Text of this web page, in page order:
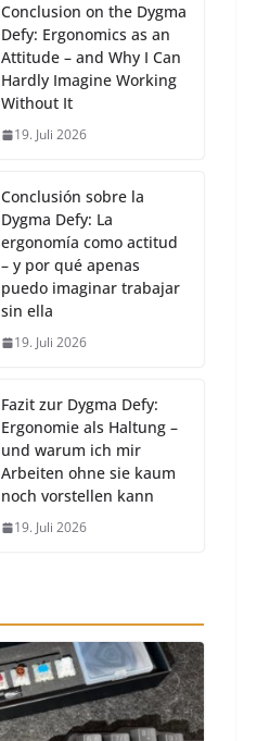
Conclusion on the Dygma
Defy: Ergonomics as an
Attitude – and Why I Can
Hardly Imagine Working
Without It
19. Juli 2026
Conclusión sobre la
Dygma Defy: La
ergonomía como actitud
– y por qué apenas
puedo imaginar trabajar
sin ella
19. Juli 2026
Fazit zur Dygma Defy:
Ergonomie als Haltung –
und warum ich mir
Arbeiten ohne sie kaum
noch vorstellen kann
19. Juli 2026